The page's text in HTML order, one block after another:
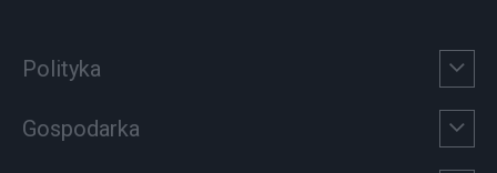
Polityka
Gospodarka